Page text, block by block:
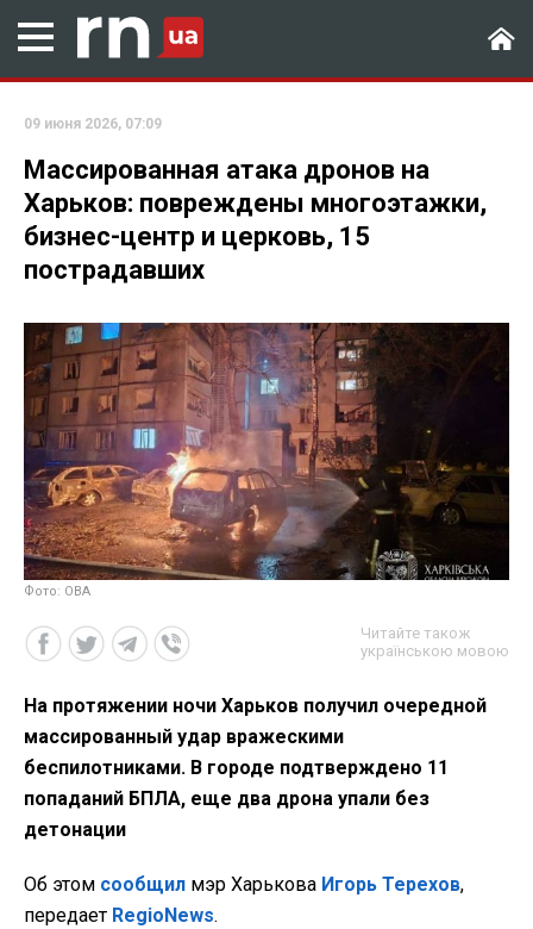
09 июня 2026, 07:09
Массированная атака дронов на
Харьков: повреждены многоэтажки,
бизнес-центр и церковь, 15
пострадавших
Фото: ОВА
Читайте також
українською мовою
На протяжении ночи Харьков получил очередной
массированный удар вражескими
беспилотниками. В городе подтверждено 11
попаданий БПЛА, еще два дрона упали без
детонации
Об этом сообщил мэр Харькова Игорь Терехов,
передает RegioNews.